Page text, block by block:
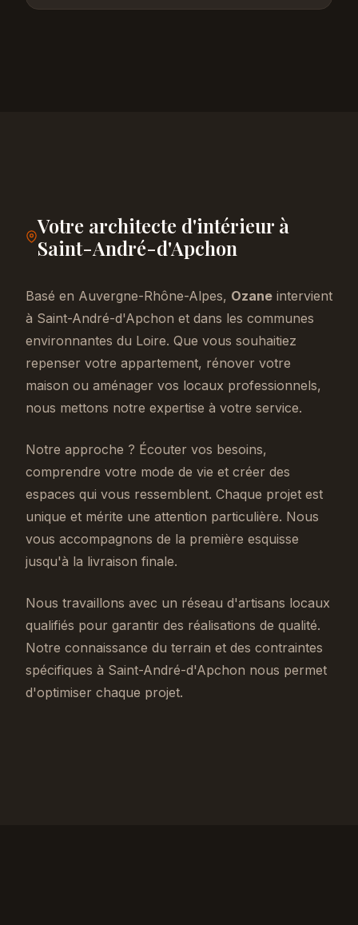
Votre architecte d'intérieur à
Saint-André-d'Apchon
Basé en Auvergne-Rhône-Alpes, Ozane intervient
à Saint-André-d'Apchon et dans les communes
environnantes du Loire. Que vous souhaitiez
repenser votre appartement, rénover votre
maison ou aménager vos locaux professionnels,
nous mettons notre expertise à votre service.
Notre approche ? Écouter vos besoins,
comprendre votre mode de vie et créer des
espaces qui vous ressemblent. Chaque projet est
unique et mérite une attention particulière. Nous
vous accompagnons de la première esquisse
jusqu'à la livraison finale.
Nous travaillons avec un réseau d'artisans locaux
qualifiés pour garantir des réalisations de qualité.
Notre connaissance du terrain et des contraintes
spécifiques à Saint-André-d'Apchon nous permet
d'optimiser chaque projet.